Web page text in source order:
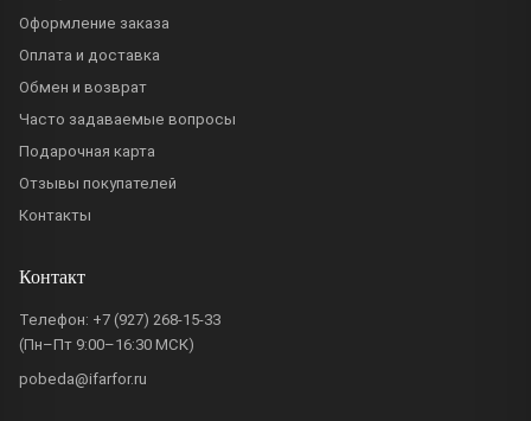
Оформление заказа
Оплата и доставка
Обмен и возврат
Часто задаваемые вопросы
Подарочная карта
Отзывы покупателей
Контакты
Контакт
Телефон: +7 (927) 268-15-33
(Пн–Пт 9:00–16:30 МСК)
pobeda@ifarfor.ru